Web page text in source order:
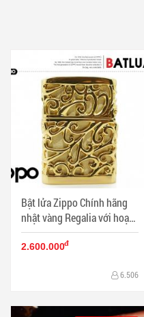
Bật lửa Zippo Chính hãng
nhật vàng Regalia với hoạ
tiết hoa văn đặc sắc
2.600.000đ
6.506